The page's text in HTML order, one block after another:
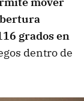
grados en
dentro de